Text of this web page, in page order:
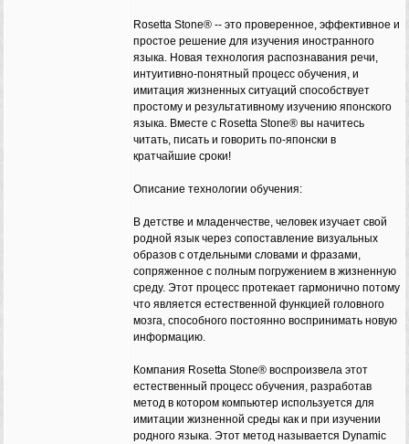
Rosetta Stone® -- это проверенное, эффективное и
простое решение для изучения иностранного
языка. Новая технология распознавания речи,
интуитивно-понятный процесс обучения, и
имитация жизненных ситуаций способствует
простому и результативному изучению японского
языка. Вместе с Rosetta Stone® вы начитесь
читать, писать и говорить по-японски в
кратчайшие сроки!
Описание технологии обучения:
В детстве и младенчестве, человек изучает свой
родной язык через сопоставление визуальных
образов с отдельными словами и фразами,
сопряженное с полным погружением в жизненную
среду. Этот процесс протекает гармонично потому
что является естественной функцией головного
мозга, способного постоянно воспринимать новую
информацию.
Компания Rosetta Stone® воспроизвела этот
естественный процесс обучения, разработав
метод в котором компьютер используется для
имитации жизненной среды как и при изучении
родного языка. Этот метод называется Dynamic